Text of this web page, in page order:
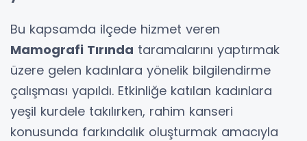
Bu kapsamda ilçede hizmet veren
Mamografi Tırında taramalarını yaptırmak
üzere gelen kadınlara yönelik bilgilendirme
çalışması yapıldı. Etkinliğe katılan kadınlara
yeşil kurdele takılırken, rahim kanseri
konusunda farkındalık oluşturmak amacıyla